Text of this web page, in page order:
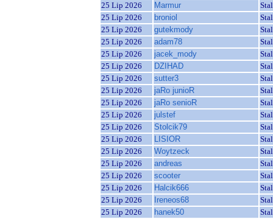
25 Lip 2026
Marmur
25 Lip 2026
broniol
25 Lip 2026
gutekmody
25 Lip 2026
adam78
25 Lip 2026
jacek_mody
25 Lip 2026
DZIHAD
25 Lip 2026
sutter3
25 Lip 2026
jaRo junioR
25 Lip 2026
jaRo senioR
25 Lip 2026
julstef
25 Lip 2026
Stolcik79
25 Lip 2026
LISIOR
25 Lip 2026
Woytzeck
25 Lip 2026
andreas
25 Lip 2026
scooter
25 Lip 2026
Halcik666
25 Lip 2026
Ireneos68
25 Lip 2026
hanek50